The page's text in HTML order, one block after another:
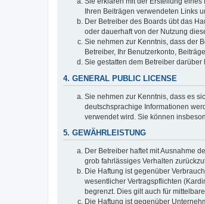
Ihren Beiträgen verwendeten Links
Der Betreiber des Boards übt das
oder dauerhaft von der Nutzung
Sie nehmen zur Kenntnis, dass der
Betreiber, Ihr Benutzerkonto,
Sie gestatten dem Betreiber
4. GENERAL PUBLIC LICENSE
Sie nehmen zur Kenntnis, dass es
deutschsprachige Informationen
verwendet wird. Sie können
5. GEWÄHRLEISTUNG
Der Betreiber haftet mit Ausnahme
grob fahrlässiges Verhalten
Die Haftung ist gegenüber
wesentlicher Vertragspflichten
begrenzt. Dies gilt auch für
Die Haftung ist gegenüber